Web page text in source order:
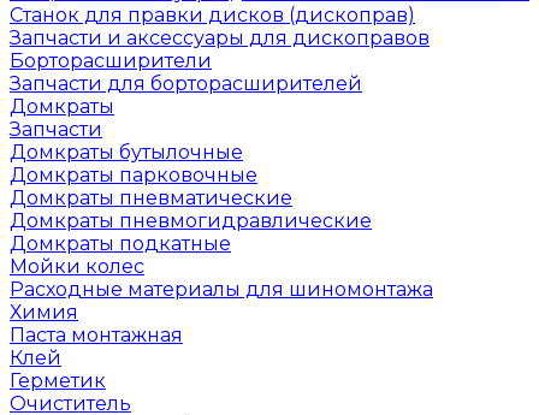
Станок для правки дисков (дископрав)
Запчасти и аксессуары для дископравов
Борторасширители
Запчасти для борторасширителей
Домкраты
Запчасти
Домкраты бутылочные
Домкраты парковочные
Домкраты пневматические
Домкраты пневмогидравлические
Домкраты подкатные
Мойки колес
Расходные материалы для шиномонтажа
Химия
Паста монтажная
Клей
Герметик
Очиститель